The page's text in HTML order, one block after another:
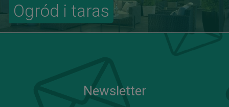
Ogród i taras
Newsletter